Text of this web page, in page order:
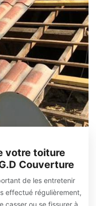
votre toiture
Couverture
de les entretenir
effectué régulièrement,
casser ou se fissurer à